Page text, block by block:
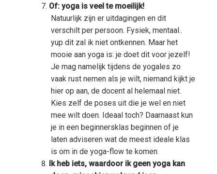
Of: yoga is veel te moeilijk!
Natuurlijk zijn er uitdagingen en dit
verschilt per persoon. Fysiek, mentaal..
yup dit zal ik niet ontkennen. Maar het
mooie aan yoga is: je doet dit voor jezelf!
Je mag namelijk tijdens de yogales zo
vaak rust nemen als je wilt, niemand kijkt je
hier op aan, de docent al helemaal niet.
Kies zelf de poses uit die je wel en niet
mee wilt doen. Ideaal toch? Daarnaast kun
je in een beginnersklas beginnen of je
laten adviseren wat de meest ideale klas
is om in de yoga-flow te komen.
Ik heb iets, waardoor ik geen yoga kan